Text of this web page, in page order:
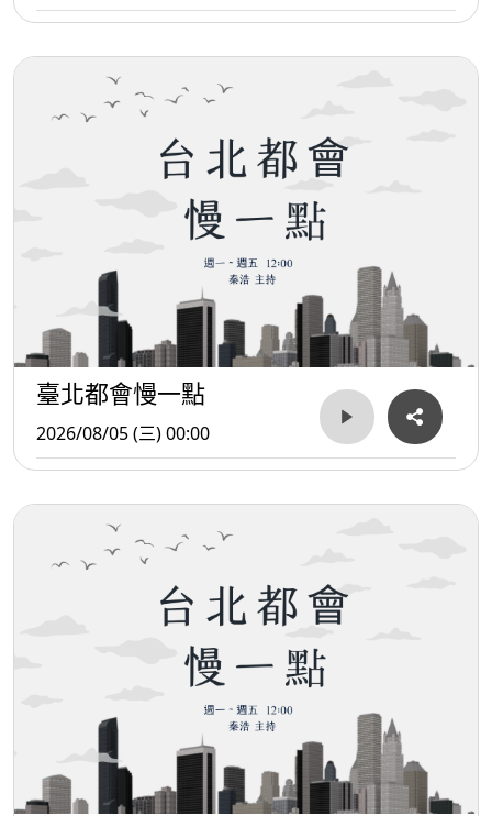
臺北都會慢一點
2026/08/05 (三) 00:00